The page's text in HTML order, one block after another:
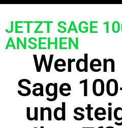
JETZT SAGE
ANSEHEN
Sage
und